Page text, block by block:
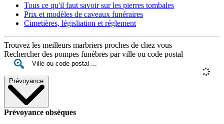
Tous ce qu'il faut savoir sur les pierres tombales
Prix et modèles de caveaux funéraires
Cimetières, législiation et réglement
Trouvez les meilleurs marbriers proches de chez vous
Rechercher des pompes funèbres par ville ou code postal
Prévoyance
Prévoyance obsèques